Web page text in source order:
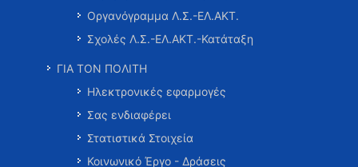
Οργανόγραμμα Λ.Σ.-ΕΛ.ΑΚΤ.
Σχολές Λ.Σ.-ΕΛ.ΑΚΤ.-Κατάταξη
ΓΙΑ ΤΟΝ ΠΟΛΙΤΗ
Ηλεκτρονικές εφαρμογές
Σας ενδιαφέρει
Στατιστικά Στοιχεία
Κοινωνικό Έργο - Δράσεις